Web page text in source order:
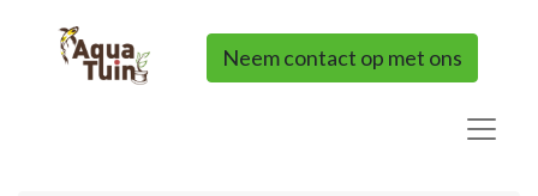
Neem contact op met ons